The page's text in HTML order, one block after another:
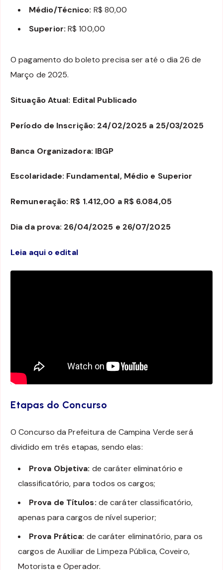
Médio/Técnico: R$ 80,00
Superior: R$ 100,00
O pagamento do boleto precisa ser até o dia 26 de
Março de 2025.
Situação Atual: Edital Publicado
Período de Inscrição: 24/02/2025 a 25/03/2025
Banca Organizadora: IBGP
Escolaridade: Fundamental, Médio e Superior
Remuneração: R$ 1.412,00 a R$ 6.084,05
Dia da prova: 26/04/2025 e 26/07/2025
Leia aqui o edital
Etapas do Concurso
O Concurso da Prefeitura de Campina Verde será
dividido em três etapas, sendo elas:
Prova Objetiva: de caráter eliminatório e
classificatório, para todos os cargos;
Prova de Títulos: de caráter classificatório,
apenas para cargos de nível superior;
Prova Prática: de caráter eliminatório, para os
cargos de Auxiliar de Limpeza Pública, Coveiro,
Motorista e Operador.